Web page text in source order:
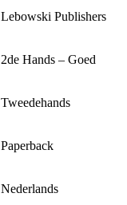
Lebowski Publishers
2de Hands – Goed
Tweedehands
Paperback
Nederlands